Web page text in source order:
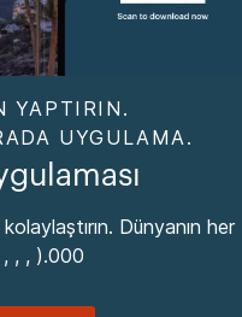
YAPTIRIN.
UYGULAMA.
Dünyanın her
, , ).000